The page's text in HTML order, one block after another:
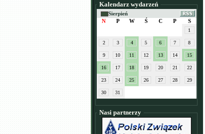
Kalendarz wydarzeń
Sierpień
N
P W Ś C P S
1
2 3 4 5 6 7 8
9 10 11 12 13 14 15
16 17 18 19 20 21 22
23 24 25 26 27 28 29
30 31
Nasi partnerzy